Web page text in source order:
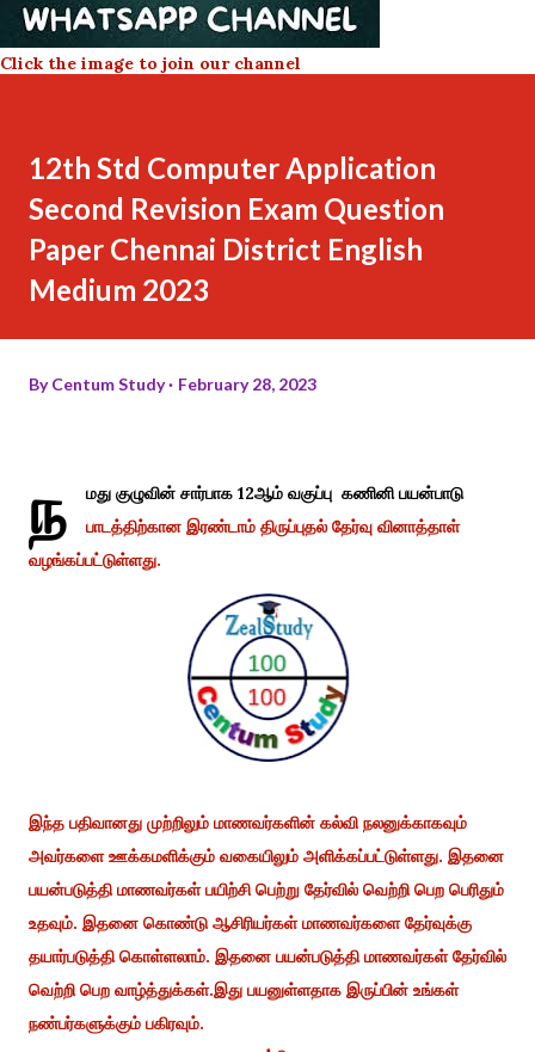
Click the image to join our channel
12th Std Computer Application
Second Revision Exam Question
Paper Chennai District English
Medium 2023
ByCentum Study February 28, 2023
ந
மது குழுவின் சார்பாக 12ஆம் வகுப்பு கணினி பயன்பாடு
பாடத்திற்கான இரண்டாம் திருப்புதல் தேர்வு வினாத்தாள்
வழங்கப்பட்டுள்ளது.
இந்த பதிவானது முற்றிலும் மாணவர்களின் கல்வி நலனுக்காகவும்
அவர்களை ஊக்கமளிக்கும் வகையிலும் அளிக்கப்பட்டுள்ளது. இதனை
பயன்படுத்தி மாணவர்கள் பயிற்சி பெற்று தேர்வில் வெற்றி பெற பெரிதும்
உதவும். இதனை கொண்டு ஆசிரியர்கள் மாணவர்களை தேர்வுக்கு
தயார்படுத்தி கொள்ளலாம். இதனை பயன்படுத்தி மாணவர்கள் தேர்வில்
வெற்றி பெற வாழ்த்துக்கள்.இது பயனுள்ளதாக இருப்பின் உங்கள்
நண்பர்களுக்கும் பகிரவும்.